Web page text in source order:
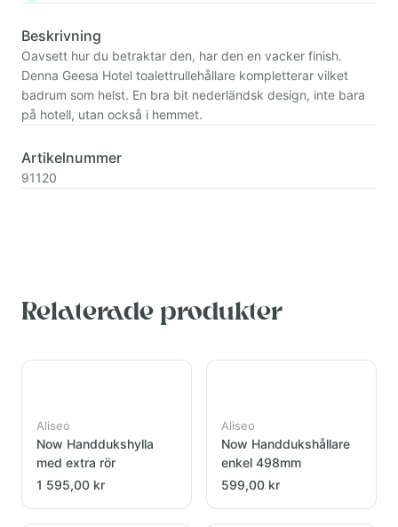
Beskrivning
Oavsett hur du betraktar den, har den en vacker finish.
Denna Geesa Hotel toalettrullehållare kompletterar vilket
badrum som helst. En bra bit nederländsk design, inte bara
på hotell, utan också i hemmet.
Artikelnummer
91120
Relaterade produkter
Aliseo
Now Handdukshylla
med extra rör
1 595,00 kr
Aliseo
Now Handdukshållare
enkel 498mm
599,00 kr